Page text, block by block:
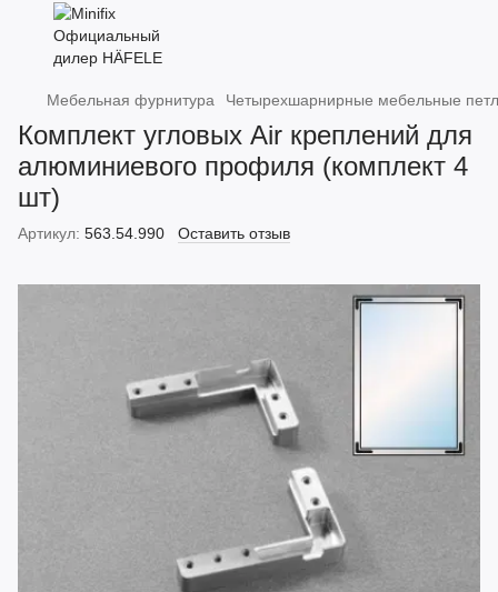
Мебельная фурнитура Четырехшарнирные мебельные
Комплект угловых Air креплений для
алюминиевого профиля (комплект 4
шт)
Артикул: 563.54.990 Оставить отзыв